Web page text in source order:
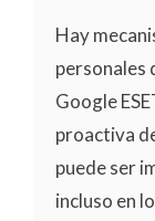
Hay
personales
Google
proactiva
puede ser
incluso en